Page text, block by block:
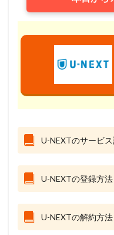
U-NEXTのサービ
U-NEXTの登録方法
U-NEXTの解約方法